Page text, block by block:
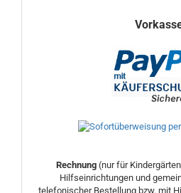
Rechnung (nur für
Hilfseinrichtungen und
telefonischer Bestellung bzw. mit